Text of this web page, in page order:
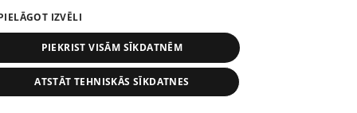
pirms 2 nedēļām, 6 dienām
IZVĒLI
PIEKRIST VISĀM SĪKDATNĒM
ATSTĀT TEHNISKĀS SĪKDATNES